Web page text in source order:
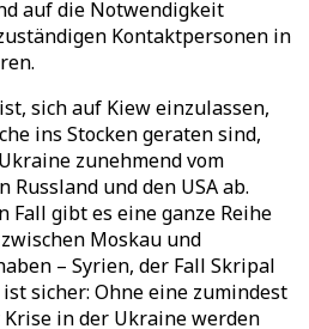
auf die Notwendigkeit
Kontaktpersonen in
sich auf Kiew einzulassen,
ins Stocken geraten sind,
zunehmend vom
und den USA ab.
Fall gibt es eine ganze Reihe
Moskau und
– Syrien, der Fall Skripal
sicher: Ohne eine zumindest
in der Ukraine werden